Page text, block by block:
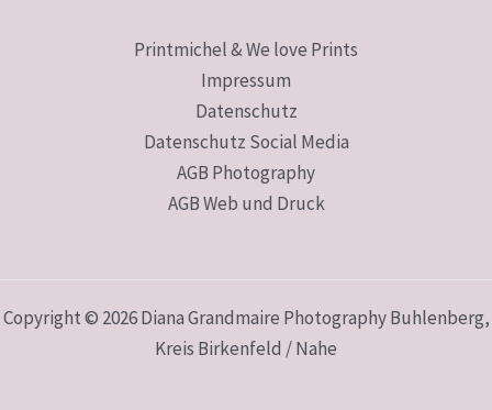
Printmichel & We love Prints
Impressum
Datenschutz
Datenschutz Social Media
AGB Photography
AGB Web und Druck
Copyright © 2026 Diana Grandmaire Photography Buhlenberg,
Kreis Birkenfeld / Nahe